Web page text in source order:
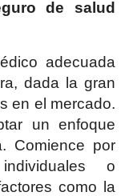
de salud
adecuada
dada la gran
en el mercado.
un enfoque
Comience por
o
como la